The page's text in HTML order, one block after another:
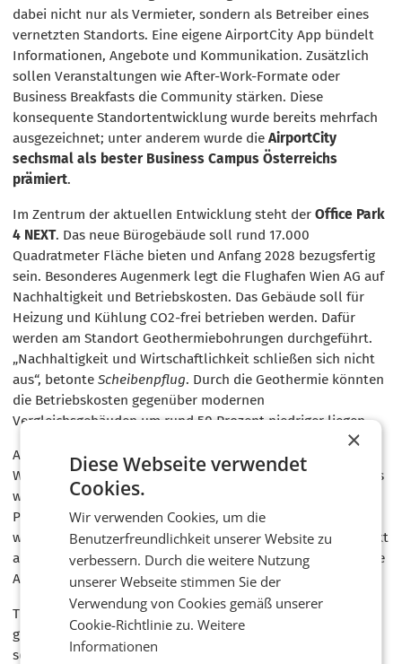
dabei nicht nur als Vermieter, sondern als Betreiber eines
vernetzten Standorts. Eine eigene AirportCity App bündelt
Informationen, Angebote und Kommunikation. Zusätzlich
sollen Veranstaltungen wie After-Work-Formate oder
Business Breakfasts die Community stärken. Diese
konsequente Standortentwicklung wurde bereits mehrfach
ausgezeichnet; unter anderem wurde die AirportCity
sechsmal als bester Business Campus Österreichs
prämiert.
Im Zentrum der aktuellen Entwicklung steht der Office Park
4 NEXT. Das neue Bürogebäude soll rund 17.000
Quadratmeter Fläche bieten und Anfang 2028 bezugsfertig
sein. Besonderes Augenmerk legt die Flughafen Wien AG auf
Nachhaltigkeit und Betriebskosten. Das Gebäude soll für
Heizung und Kühlung CO2-frei betrieben werden. Dafür
werden am Standort Geothermiebohrungen durchgeführt.
„Nachhaltigkeit und Wirtschaftlichkeit schließen sich nicht
aus“, betonte Scheibenpflug. Durch die Geothermie könnten
die Betriebskosten gegenüber modernen
Vergleichsgebäuden um rund 50 Prozent niedriger liegen.
Auch beim Abbruch des Altbestands setzte die Flughafen
Wien AG auf Nachhaltigkeit. Statt eines klassischen Abrisses
wurde ein zertifizierter Rückbau durchgeführt. Mehr als 90
Prozent des Materials konnten laut Scheibenpflug
wiederverwendet werden; einzelne Teile blieben sogar direkt
am Standort im Einsatz. Gleichzeitig hätten sich dadurch die
Abbruchkosten etwa halbiert.
Trotz konjunktureller Unsicherheiten siehtScheibenpflug
gute Chancen für die Vermarktung. Gerade in Krisenzeiten
sei ein One-Stop-Shop-Ansatz ein Vorteil: Unternehmen
×
Diese Webseite verwendet
Cookies.
Wir verwenden Cookies, um die
Benutzerfreundlichkeit unserer Website zu
verbessern. Durch die weitere Nutzung
unserer Webseite stimmen Sie der
Verwendung von Cookies gemäß unserer
Cookie-Richtlinie zu.Weitere
Informationen